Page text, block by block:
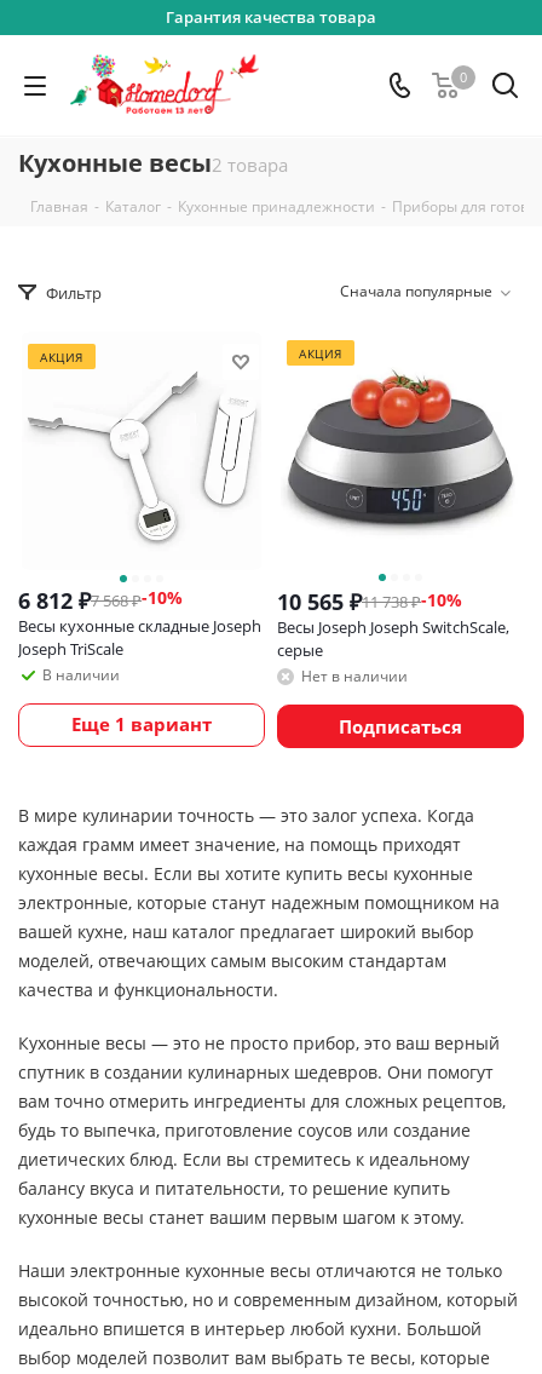
Гарантия качества товара
0
Кухонные весы2 товара
Главная - Каталог - Кухонные принадлежности - Приборы для
Фильтр Сначала популярные
АКЦИЯ
6 812 ₽7 568₽-10%
Весы кухонные складные Joseph
Joseph TriScale
В наличии
Еще 1 вариант
АКЦИЯ
10 565 ₽11 738₽-10%
Весы Joseph Joseph SwitchScale,
серые
Нет в наличии
Подписаться
В мире кулинарии точность — это залог успеха. Когда
каждая грамм имеет значение, на помощь приходят
кухонные весы. Если вы хотите купить весы кухонные
электронные, которые станут надежным помощником на
вашей кухне, наш каталог предлагает широкий выбор
моделей, отвечающих самым высоким стандартам
качества и функциональности.
Кухонные весы — это не просто прибор, это ваш верный
спутник в создании кулинарных шедевров. Они помогут
вам точно отмерить ингредиенты для сложных рецептов,
будь то выпечка, приготовление соусов или создание
диетических блюд. Если вы стремитесь к идеальному
балансу вкуса и питательности, то решение купить
кухонные весы станет вашим первым шагом к этому.
Наши электронные кухонные весы отличаются не только
высокой точностью, но и современным дизайном, который
идеально впишется в интерьер любой кухни. Большой
выбор моделей позволит вам выбрать те весы, которые